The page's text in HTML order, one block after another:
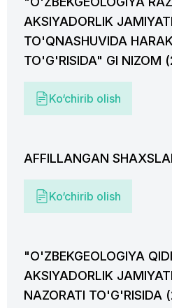
AKSIYADORLIK
TO'QNASHUVIDA
TO'G'RISIDA" GI NIZOM
Ko‘chirib olish
AFFILLANGAN
Ko‘chirib olish
"O'ZBEKGEOLOGIYA
AKSIYADORLIK
NAZORATI TO'G'RISIDA